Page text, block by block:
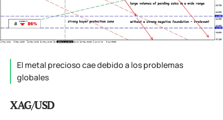
El metal precioso cae debido a los problemas
globales
XAG/USD